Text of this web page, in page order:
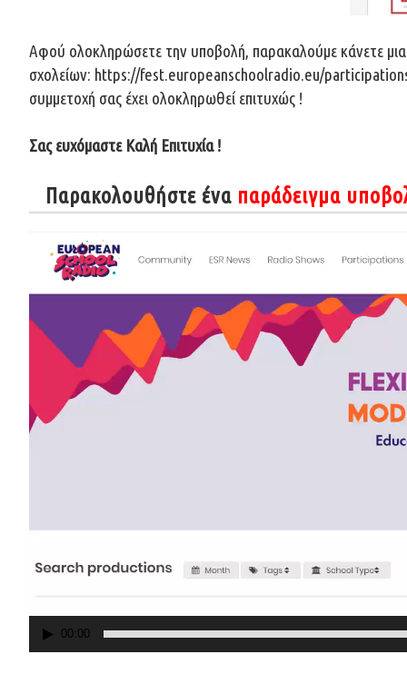
Αφού ολοκληρώσετε την υποβολή, παρακαλούμε κάνετε μια
σχολείων: https://fest.europeanschoolradio.eu/
συμμετοχή σας έχει ολοκληρωθεί επιτυχώς !
Σας ευχόμαστε Καλή Επιτυχία !
Παρακολουθήστε ένα παράδειγμα
Player
00:00